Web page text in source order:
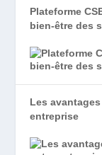
Plateforme
bien-être des
Les
entreprise